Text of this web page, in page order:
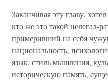
Заканчивая эту главу,
кто же это такой нелегал-
примеривший на себя
национальность,
язык, стиль мышления,
историческую память,